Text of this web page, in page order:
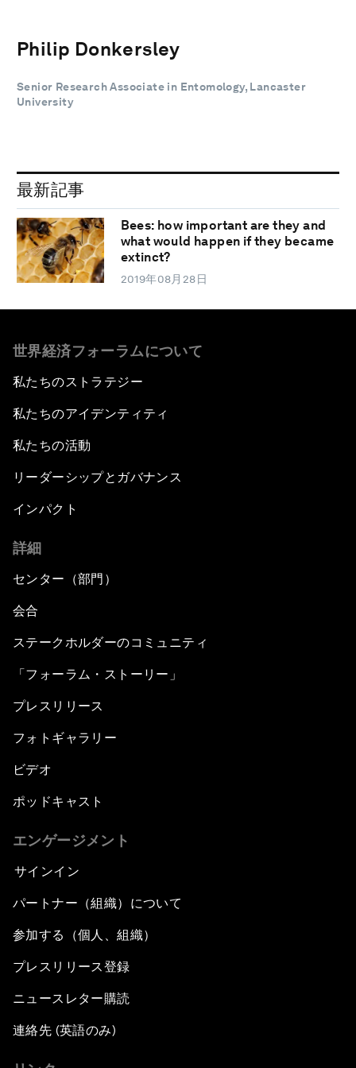
Philip Donkersley
Senior Research Associate in Entomology, Lancaster
University
最新記事
Bees: how important are they and
what would happen if they became
extinct?
2019年08月28日
世界経済フォーラムについて
私たちのストラテジー
私たちのアイデンティティ
私たちの活動
リーダーシップとガバナンス
インパクト
詳細
センター（部門）
会合
ステークホルダーのコミュニティ
「フォーラム・ストーリー」
プレスリリース
フォトギャラリー
ビデオ
ポッドキャスト
エンゲージメント
サインイン
パートナー（組織）について
参加する（個人、組織）
プレスリリース登録
ニュースレター購読
連絡先 (英語のみ)